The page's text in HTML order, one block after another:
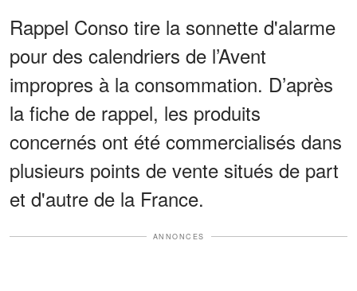
Rappel Conso tire la sonnette d'alarme
pour des calendriers de l’Avent
impropres à la consommation. D’après
la fiche de rappel, les produits
concernés ont été commercialisés dans
plusieurs points de vente situés de part
et d'autre de la France.
ANNONCES